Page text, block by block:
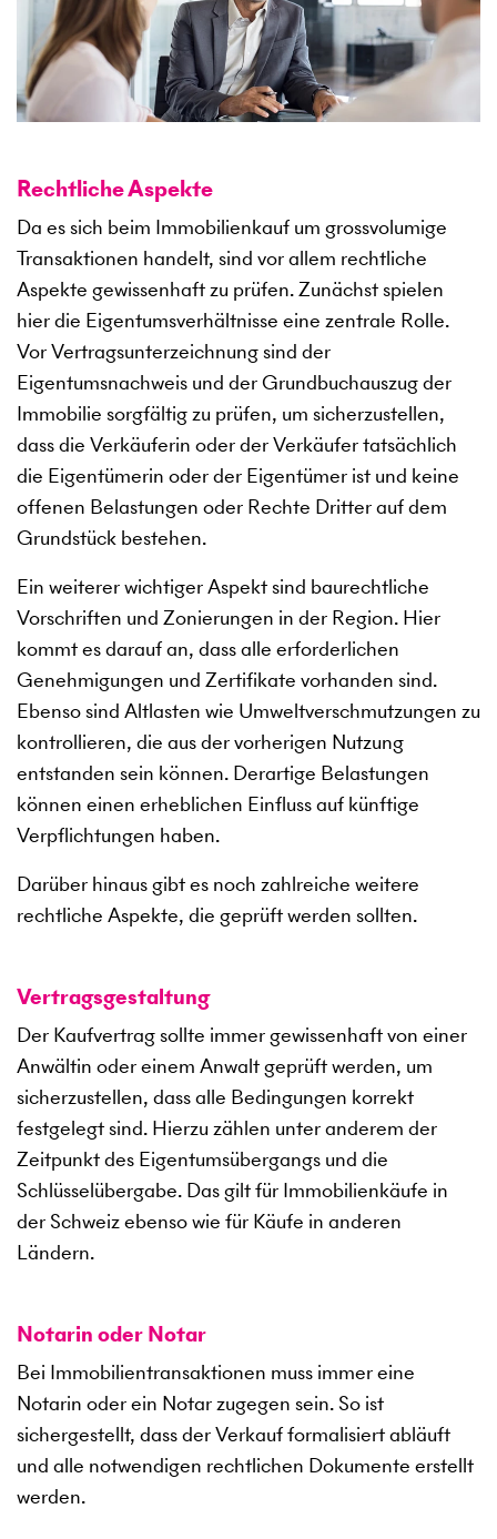
Rechtliche Aspekte
Da es sich beim Immobilienkauf um grossvolumige
Transaktionen handelt, sind vor allem rechtliche
Aspekte gewissenhaft zu prüfen. Zunächst spielen
hier die Eigentumsverhältnisse eine zentrale Rolle.
Vor Vertragsunterzeichnung sind der
Eigentumsnachweis und der Grundbuchauszug der
Immobilie sorgfältig zu prüfen, um sicherzustellen,
dass die Verkäuferin oder der Verkäufer tatsächlich
die Eigentümerin oder der Eigentümer ist und keine
offenen Belastungen oder Rechte Dritter auf dem
Grundstück bestehen.
Ein weiterer wichtiger Aspekt sind baurechtliche
Vorschriften und Zonierungen in der Region. Hier
kommt es darauf an, dass alle erforderlichen
Genehmigungen und Zertifikate vorhanden sind.
Ebenso sind Altlasten wie Umweltverschmutzungen zu
kontrollieren, die aus der vorherigen Nutzung
entstanden sein können. Derartige Belastungen
können einen erheblichen Einfluss auf künftige
Verpflichtungen haben.
Darüber hinaus gibt es noch zahlreiche weitere
rechtliche Aspekte, die geprüft werden sollten.
Vertragsgestaltung
Der Kaufvertrag sollte immer gewissenhaft von einer
Anwältin oder einem Anwalt geprüft werden, um
sicherzustellen, dass alle Bedingungen korrekt
festgelegt sind. Hierzu zählen unter anderem der
Zeitpunkt des Eigentumsübergangs und die
Schlüsselübergabe. Das gilt für Immobilienkäufe in
der Schweiz ebenso wie für Käufe in anderen
Ländern.
Notarin oder Notar
Bei Immobilientransaktionen muss immer eine
Notarin oder ein Notar zugegen sein. So ist
sichergestellt, dass der Verkauf formalisiert abläuft
und alle notwendigen rechtlichen Dokumente erstellt
werden.